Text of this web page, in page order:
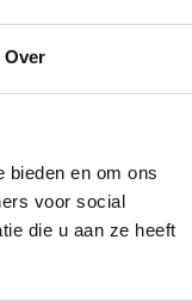
Over
bieden en om ons
voor social
die u aan ze heeft